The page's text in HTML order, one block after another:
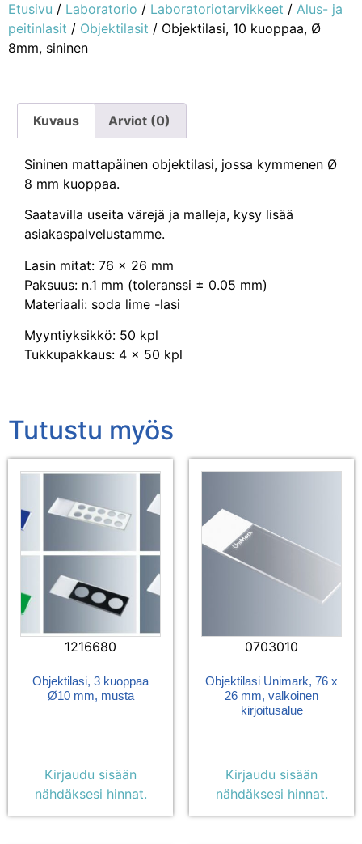
Etusivu / Laboratorio / Laboratoriotarvikkeet / Alus- ja
peitinlasit / Objektilasit / Objektilasi, 10 kuoppaa, Ø
8mm, sininen
Kuvaus Arviot (0)
Sininen mattapäinen objektilasi, jossa kymmenen Ø
8 mm kuoppaa.
Saatavilla useita värejä ja malleja, kysy lisää
asiakaspalvelustamme.
Lasin mitat: 76 x 26 mm
Paksuus: n.1 mm (toleranssi ± 0.05 mm)
Materiaali: soda lime -lasi
Myyntiyksikkö: 50 kpl
Tukkupakkaus: 4 x 50 kpl
Tutustu myös
1216680
Objektilasi, 3 kuoppaa
Ø10 mm, musta
Kirjaudu sisään
nähdäksesi hinnat.
0703010
Objektilasi Unimark, 76 x
26 mm, valkoinen
kirjoitusalue
Kirjaudu sisään
nähdäksesi hinnat.